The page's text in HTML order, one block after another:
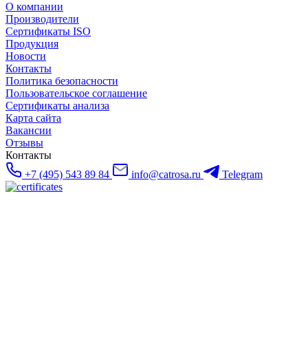
О компании
Производители
Сертификаты ISO
Продукция
Новости
Контакты
Политика безопасности
Пользовательское соглашение
Сертификаты анализа
Карта сайта
Вакансии
Отзывы
Контакты
+7 (495) 543 89 84
info@catrosa.ru Telegram